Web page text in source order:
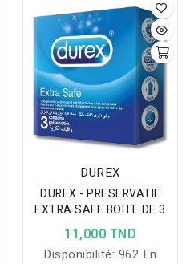
DUREX
DUREX - PRESERVATIF
EXTRA SAFE BOITE DE 3
11,000 TND
Disponibilité: 962 En